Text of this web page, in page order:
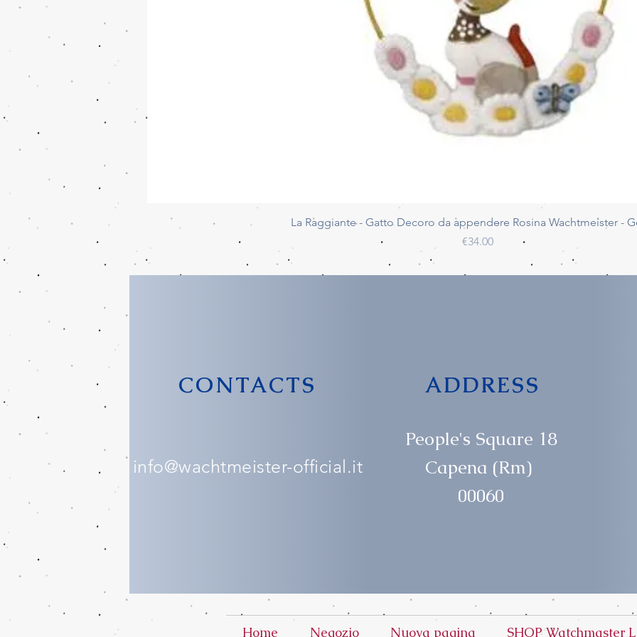
Quick View
La Raggiante - Gatto Decoro da appendere Rosina Wachtmeister -
Price
€34.00
CONTACTS
info@wachtmeister-official.it
ADDRESS
People's Square 18
Capena (Rm)
00060
Home Negozio Nuova pagina SHOP Watchmaster